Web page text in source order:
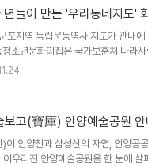
cdm/search/collection/
field/
들이 만든 '우리동네지도'
포지역 독립운동역사 지도가 관내
소년문화의집은 국가보훈처 나라사
들이 만든 를 관내 주요 버스정류장
역사 교육과 서대문형무소 견학활동
의 독립정신을 몸소 체험했다. 몸소
고(寶庫) 안양예술공원 안
이 안양천과 삼성산의 자연, 안양공
우러진 안양예술공원을 한 눈에 살